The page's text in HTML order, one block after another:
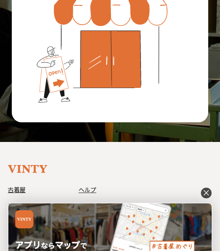
close
古着屋
アイテム
コーデ
イベント
ヘルプ
利用規約
プライバシーポリシー
特定商取引法に基づく表記